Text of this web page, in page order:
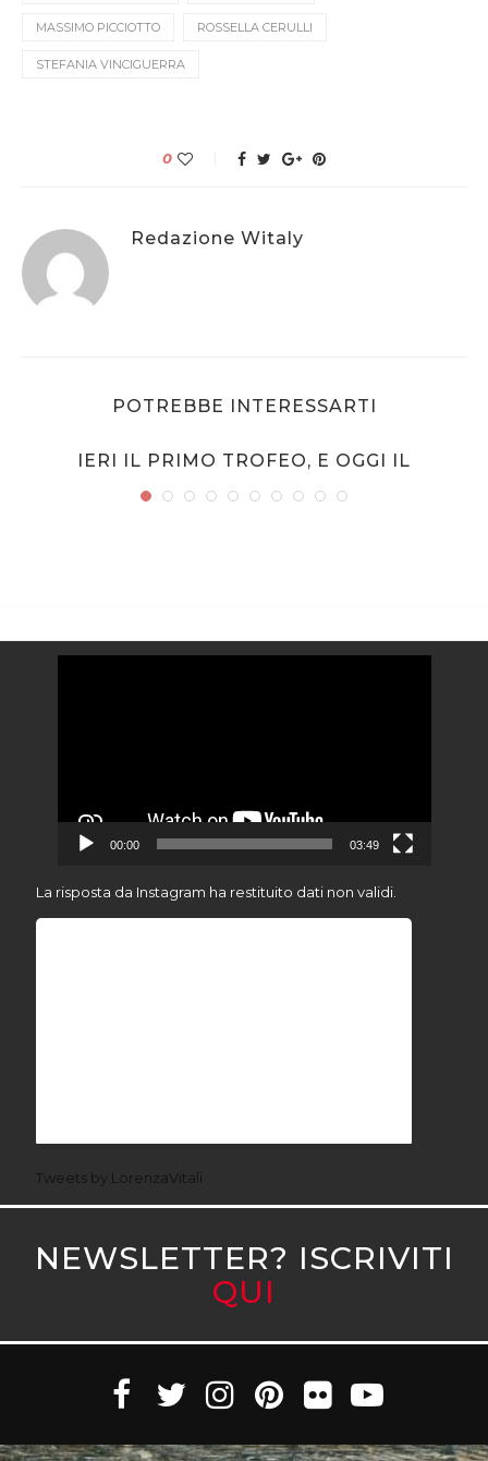
MASSIMO PICCIOTTO ROSSELLA CERULLI
STEFANIA VINCIGUERRA
0
Redazione Witaly
POTREBBE INTERESSARTI
IERI IL PRIMO TROFEO, E OGGI IL
00:00 03:49
La risposta da Instagram ha restituito dati non validi.
Tweets by LorenzaVitali
NEWSLETTER? ISCRIVITI
QUI